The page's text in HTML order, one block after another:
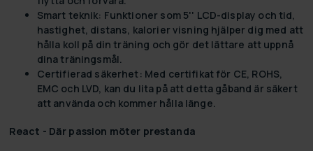
Smart teknik: Funktioner som 5'' LCD-display och tid,
hastighet, distans, kalorier visning hjälper dig med att
hålla koll på din träning och gör det lättare att uppnå
dina träningsmål.
Certifierad säkerhet: Med certifikat för CE, ROHS,
EMC och LVD, kan du lita på att detta gåband är säkert
att använda och kommer hålla länge.
React - Där passion möter prestanda